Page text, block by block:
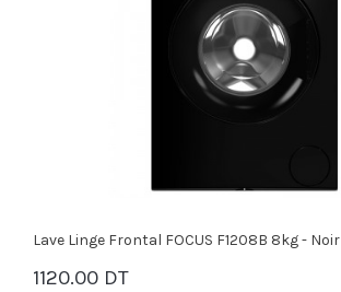
Lave Linge Frontal FOCUS F1208B 8kg - Noir
1120.00 DT
PANIER